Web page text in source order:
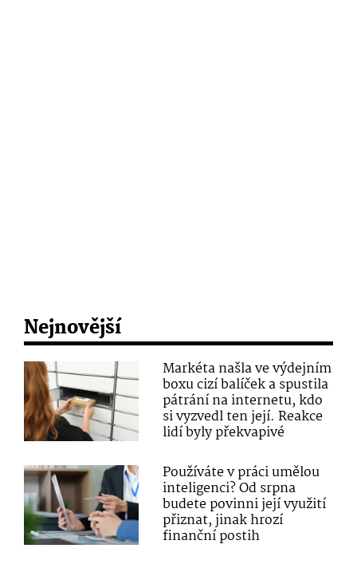
Nejnovější
Markéta našla ve výdejním
boxu cizí balíček a spustila
pátrání na internetu, kdo
si vyzvedl ten její. Reakce
lidí byly překvapivé
Používáte v práci umělou
inteligenci? Od srpna
budete povinni její využití
přiznat, jinak hrozí
finanční postih